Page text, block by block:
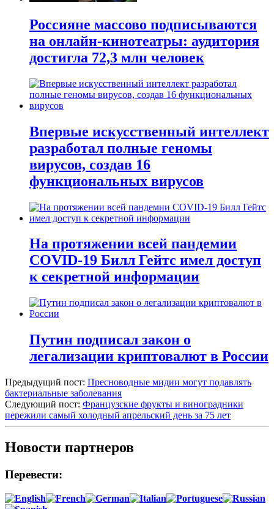
Россияне массово подписываются
на онлайн-кинотеатры: аудитория
достигла 72,3 млн человек
Впервые искусственный интеллект
разработал полные геномы
вирусов, создав 16
функциональных вирусов
На протяжении всей пандемии
COVID-19 Билл Гейтс имел доступ
к секретной информации
Путин подписал закон о
легализации криптовалют в России
Предыдущий пост: Пресноводные мидии могут подавлять
бактериальные заболевания
Следующий пост: Французские фрукты и виноградники
пережили самый холодный апрельский день за 75 лет
Новости партнеров
Перевести: